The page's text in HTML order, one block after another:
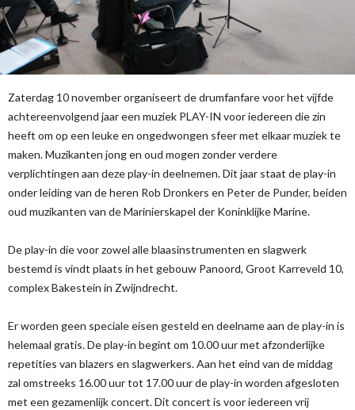
Zaterdag 10 november organiseert de drumfanfare voor het vijfde
achtereenvolgend jaar een muziek PLAY-IN voor iedereen die zin
heeft om op een leuke en ongedwongen sfeer met elkaar muziek te
maken. Muzikanten jong en oud mogen zonder verdere
verplichtingen aan deze play-in deelnemen. Dit jaar staat de play-in
onder leiding van de heren Rob Dronkers en Peter de Punder, beiden
oud muzikanten van de Marinierskapel der Koninklijke Marine.
De play-in die voor zowel alle blaasinstrumenten en slagwerk
bestemd is vindt plaats in het gebouw Panoord, Groot Karreveld 10,
complex Bakestein in Zwijndrecht.
Er worden geen speciale eisen gesteld en deelname aan de play-in is
helemaal gratis. De play-in begint om 10.00 uur met afzonderlijke
repetities van blazers en slagwerkers. Aan het eind van de middag
zal omstreeks 16.00 uur tot 17.00 uur de play-in worden afgesloten
met een gezamenlijk concert. Dit concert is voor iedereen vrij